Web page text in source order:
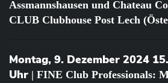
Assmannshausen und Chateau
CLUB Clubhouse Post Lech
Montag, 9. Dezember 2024
Uhr | FINE Club Professionals: